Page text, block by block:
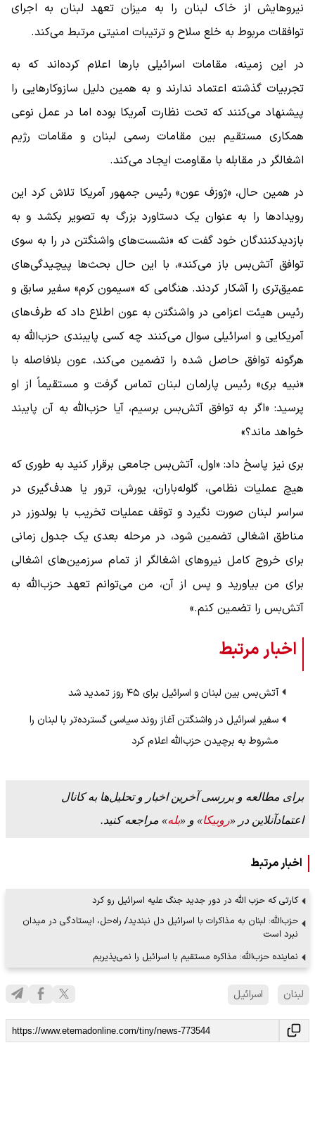
نیروهایش از خاک لبنان را به میزان تعهد لبنان به اجرای
توافقات مربوط به خلع سلاح و ترتیبات امنیتی مرتبط می‌کند.
در این زمینه، مقامات اسرائیلی بارها اعلام کرده‌اند که به
تجربیات گذشته اعتماد ندارند و به همین دلیل سازوکارهایی را
پیشنهاد می‌کنند که تحت نظارت آمریکا بوده اما در عمل نوعی
همکاری مستقیم بین مقامات رسمی لبنان و مقامات رژیم
اشغالگر در مقابله با مقاومت ایجاد می‌کند.
در همین حال، «ژوزف عون» رئیس جمهور آمریکا تلاش کرد این
رویدادها را به عنوان یک دستاورد بزرگ به تصویر بکشد و به
بازدیدکنندگان خود گفت که «نشست‌های واشنگتن در را به سوی
توافق آتش‌بس باز می‌کند»، با این حال بحث‌ها پیچیدگی‌های
عمیق‌تری را آشکار کردند. هنگامی که «سیمون کرم» سفیر سابق و
رئیس هیئت اعزامی در واشنگتن به عون اطلاع داد که طرف‌های
آمریکایی و اسرائیلی سوال می‌کنند چه کسی پایبندی حزب‌الله به
هرگونه توافق حاصل شده را تضمین می‌کند، عون بلافاصله با
«نبیه بری» رئیس پارلمان لبنان تماس گرفت و مستقیماً از او
پرسید: «اگر به توافق آتش‌بس برسیم، آیا حزب‌الله به آن پایبند
خواهد ماند؟»
بری نیز پاسخ داد: «اول، آتش‌بس جامعی برقرار کنید به طوری که
هیچ عملیات نظامی، گلوله‌باران، یورش، ترور یا هدف‌گیری در
سراسر لبنان صورت نگیرد و توقف عملیات تخریب با بولدوزر در
مناطق اشغالی تضمین شود، در مرحله بعدی یک جدول زمانی
برای خروج کامل نیروهای اشغالگر از تمام سرزمین‌های اشغالی
برای من بیاورید و پس از آن، من می‌توانم تعهد حزب‌الله به
آتش‌بس را تضمین کنم.»
اخبار مرتبط
آتش‌بس بین لبنان و اسرائیل برای ۴۵ روز تمدید شد
سفیر اسرائیل در واشنگتن آغاز روند سیاسی گسترده‌تر با لبنان را
مشروط به برچیدن حزب‌الله اعلام کرد
برای مطالعه و بررسی آخرین اخبار و تحلیل‌ها به کانال
اعتمادآنلاین در «روبیکا» و «بله» مراجعه کنید.
اخبار مرتبط
کارتی که حزب الله در دور جدید جنگ علیه اسرائیل رو کرد
حزب‌الله: لبنان به مذاکرات با اسرائیل دل نبندید/ راه‌حل، ایستادگی در میدان
نبرد است
نماینده حزب‌الله: مذاکره مستقیم با اسرائیل را نمی‌پذیریم
لبنان اسرائیل